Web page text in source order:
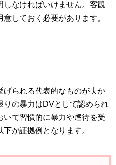
しなければいけません。客観
しておく必要があります。
げられる代表的なものが夫か
りの暴力はDVとして認められ
いて習慣的に暴力や虐待を受
が証拠例となります。